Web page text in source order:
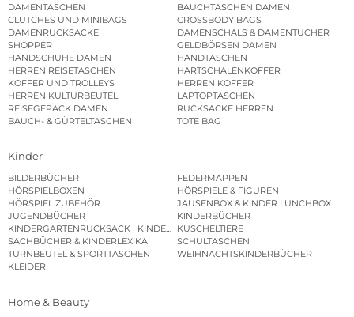
DAMENTASCHEN
BAUCHTASCHEN DAMEN
CLUTCHES UND MINIBAGS
CROSSBODY BAGS
DAMENRUCKSÄCKE
DAMENSCHALS & DAMENTÜCHER
SHOPPER
GELDBÖRSEN DAMEN
HANDSCHUHE DAMEN
HANDTASCHEN
HERREN REISETASCHEN
HARTSCHALENKOFFER
KOFFER UND TROLLEYS
HERREN KOFFER
HERREN KULTURBEUTEL
LAPTOPTASCHEN
REISEGEPÄCK DAMEN
RUCKSÄCKE HERREN
BAUCH- & GÜRTELTASCHEN
TOTE BAG
Kinder
BILDERBÜCHER
FEDERMAPPEN
HÖRSPIELBOXEN
HÖRSPIELE & FIGUREN
HÖRSPIEL ZUBEHÖR
JAUSENBOX & KINDER LUNCHBOX
JUGENDBÜCHER
KINDERBÜCHER
KINDERGARTENRUCKSACK | KINDERGARTENBEUTEL
KUSCHELTIERE
SACHBÜCHER & KINDERLEXIKA
SCHULTASCHEN
TURNBEUTEL & SPORTTASCHEN
WEIHNACHTSKINDERBÜCHER
KLEIDER
Home & Beauty